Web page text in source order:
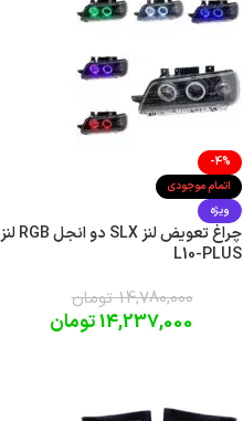
-4%
اتمام موجودی
ویژه
چراغ تعویض لنز SLX دو انجل RGB لنز
L10-PLUS
14,780,000 تومان
14,237,000تومان